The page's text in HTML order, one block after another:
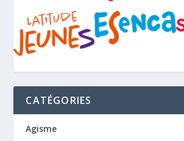
CATÉGORIES
Agisme